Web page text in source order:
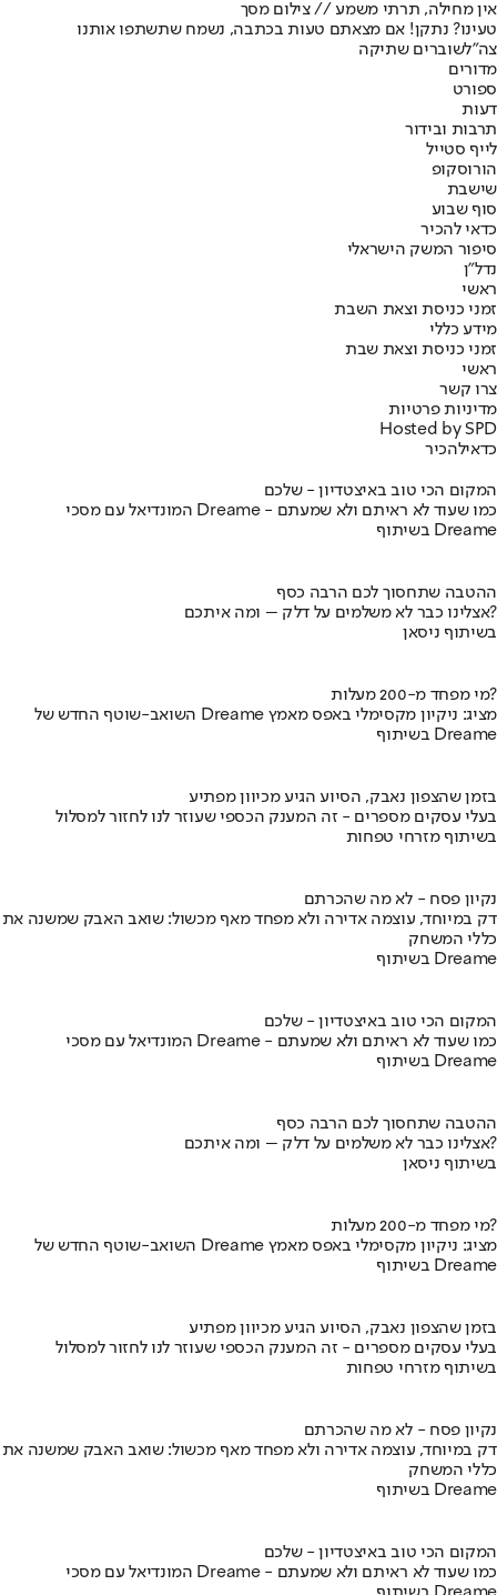
אין מחילה, תרתי משמע // צילום מסך
טעינו? נתקן! אם מצאתם טעות בכתבה, נשמח שתשתפו אותנו
צה"לשוברים שתיקה
מדורים
ספורט
דעות
תרבות ובידור
לייף סטייל
הורוסקופ
שישבת
סוף שבוע
כדאי להכיר
סיפור המשק הישראלי
נדל"ן
ראשי
זמני כניסת וצאת השבת
מידע כללי
זמני כניסת וצאת שבת
ראשי
צרו קשר
מדיניות פרטיות
Hosted by SPD
כדאילהכיר
המקום הכי טוב באיצטדיון - שלכם
המונדיאל עם מסכי Dreame - כמו שעוד לא ראיתם ולא שמעתם
בשיתוף Dreame
ההטבה שתחסוך לכם הרבה כסף
אצלינו כבר לא משלמים על דלק – ומה איתכם?
בשיתוף ניסאן
מי מפחד מ-200 מעלות?
השואב-שוטף החדש של Dreame מציג: ניקיון מקסימלי באפס מאמץ
בשיתוף Dreame
בזמן שהצפון נאבק, הסיוע הגיע מכיוון מפתיע
בעלי עסקים מספרים - זה המענק הכספי שעוזר לנו לחזור למסלול
בשיתוף מזרחי טפחות
נקיון פסח - לא מה שהכרתם
דק במיוחד, עוצמה אדירה ולא מפחד מאף מכשול: שואב האבק שמשנה את
כללי המשחק
בשיתוף Dreame
המקום הכי טוב באיצטדיון - שלכם
המונדיאל עם מסכי Dreame - כמו שעוד לא ראיתם ולא שמעתם
בשיתוף Dreame
ההטבה שתחסוך לכם הרבה כסף
אצלינו כבר לא משלמים על דלק – ומה איתכם?
בשיתוף ניסאן
מי מפחד מ-200 מעלות?
השואב-שוטף החדש של Dreame מציג: ניקיון מקסימלי באפס מאמץ
בשיתוף Dreame
בזמן שהצפון נאבק, הסיוע הגיע מכיוון מפתיע
בעלי עסקים מספרים - זה המענק הכספי שעוזר לנו לחזור למסלול
בשיתוף מזרחי טפחות
נקיון פסח - לא מה שהכרתם
דק במיוחד, עוצמה אדירה ולא מפחד מאף מכשול: שואב האבק שמשנה את
כללי המשחק
בשיתוף Dreame
המקום הכי טוב באיצטדיון - שלכם
המונדיאל עם מסכי Dreame - כמו שעוד לא ראיתם ולא שמעתם